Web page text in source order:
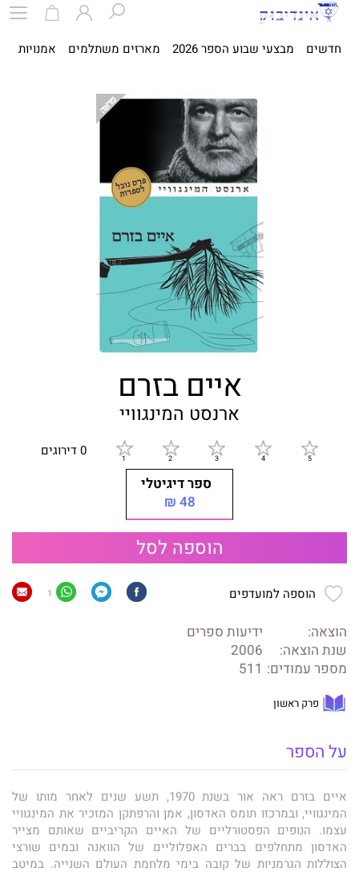
חדשים מבצעי שבוע הספר 2026 מארזים משתלמים אמנויות
איים בזרם
ארנסט המינגוויי
0 דירוגים
ספר דיגיטלי
48 ₪
הוספה לסל
הוספה למועדפים 1
הוצאה:
ידיעות ספרים
שנת הוצאה:
2006
מספר עמודים: 511
פרק ראשון
על הספר
איים בזרם ראה אור בשנת 1970, תשע שנים לאחר מותו של
המינגוויי, ובמרכזו תומס האדסון, אמן והרפתקן המזכיר את המינגוויי
עצמו. הנופים הפסטורליים של האיים הקריביים שאותם מצייר
האדסון מתחלפים בברים האפלוליים של הוואנה ובמים שורצי
הצוללות הגרמניות של קובה בימי מלחמת העולם השנייה. במיטב